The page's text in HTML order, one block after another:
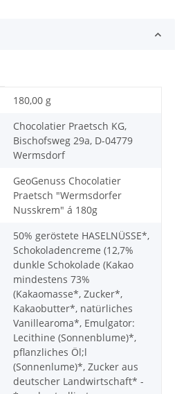
180,00 g
Chocolatier Praetsch KG,
Bischofsweg 29a, D-04779
Wermsdorf
GeoGenuss Chocolatier
Praetsch "Wermsdorfer
Nusskrem" á 180g
50% geröstete HASELNÜSSE*,
Schokoladencreme (12,7%
dunkle Schokolade (Kakao
mindestens 73%
(Kakaomasse*, Zucker*,
Kakaobutter*, natürliches
Vanillearoma*, Emulgator:
Lecithine (Sonnenblume)*,
pflanzliches Öl;l
(Sonnenlume)*, Zucker aus
deutscher Landwirtschaft* -